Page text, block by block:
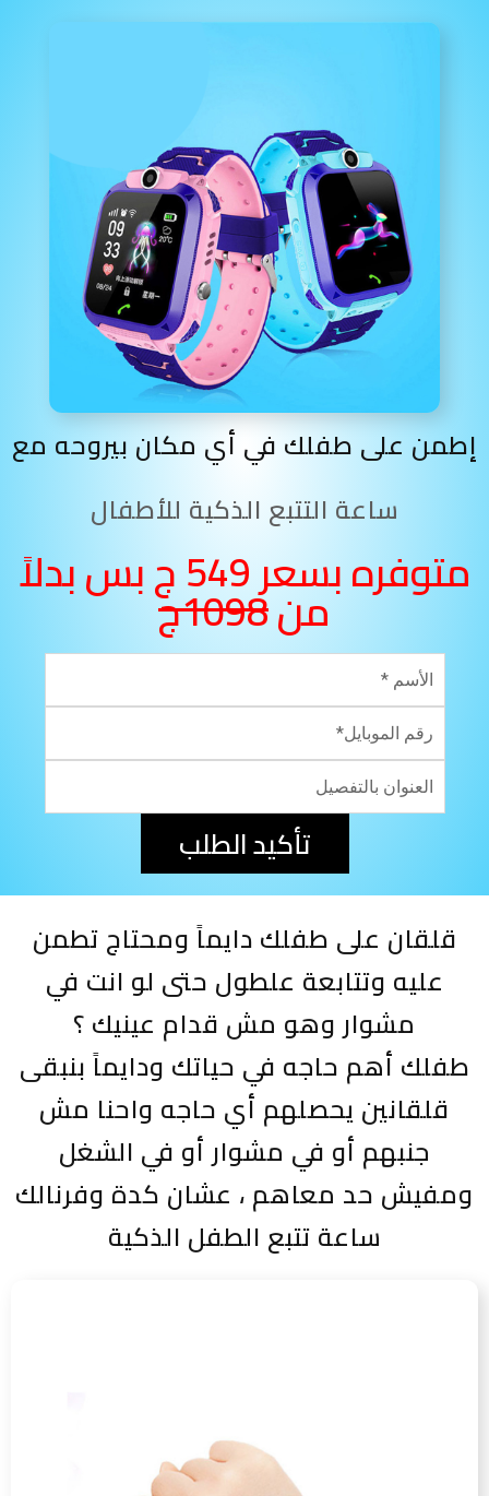
إطمن على طفلك في أي مكان بيروحه مع
ساعة التتبع الذكية للأطفال
متوفره بسعر 549 ج بس بدلاً
من1098ج
تأكيد الطلب
قلقان على طفلك دايماً ومحتاج تطمن
عليه وتتابعة علطول حتى لو انت في
مشوار وهو مش قدام عينيك ؟
طفلك أهم حاجه في حياتك ودايماً بنبقى
قلقانين يحصلهم أي حاجه واحنا مش
جنبهم أو في مشوار أو في الشغل
ومفيش حد معاهم ، عشان كدة وفرنالك
ساعة تتبع الطفل الذكية